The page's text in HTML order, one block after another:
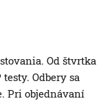
Od štvrtka
Odbery sa
Pri objednávaní